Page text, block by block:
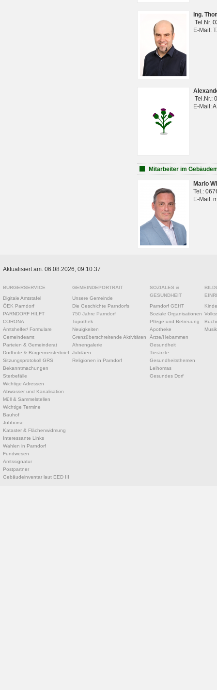
Ing.
Tel.Nr.
E-Mail:
Tel.Nr.:
E-Mail:
Mitarbeiter im
Mario
Tel.:
E-Mail:
Aktualisiert am: 06.08.2026; 09:10:37
BÜRGERSERVICE
Digitale Amtstafel
ÖEK Parndorf
PARNDORF HILFT
CORONA
Amtshelfer/ Formulare
Gemeindeamt
Parteien & Gemeinderat
Dorfbote & Bürgermeisterbrief
Sitzungsprotokoll GRS
Bekanntmachungen
Sterbefälle
Wichtige Adressen
Abwasser und Kanalisation
Müll & Sammelstellen
Wichtige Termine
Bauhof
Jobbörse
Kataster & Flächenwidmung
Interessante Links
Wahlen in Parndorf
Fundwesen
Amtssignatur
Postpartner
Gebäudeinventar laut EED III
GEMEINDEPORTRAIT
Unsere Gemeinde
Die Geschichte Parndorfs
750 Jahre Parndorf
Topothek
Neuigkeiten
Grenzüberschreitende Aktivitäten
Ahnengalerie
Jubiläen
Religionen in Parndorf
SOZIALES &
GESUNDHEIT
Parndorf GEHT
Soziale Organisationen
Pflege und Betreuung
Apotheke
Ärzte/Hebammen
Gesundheit
Tierärzte
Gesundheitsthemen
Leihomas
Gesundes Dorf